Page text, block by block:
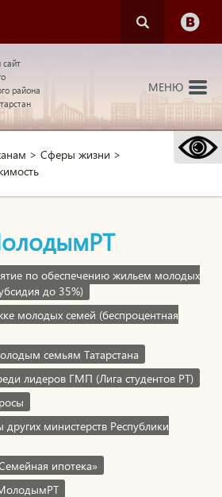
района
МЕНЮ
> Сферы жизни >
по обеспечению жильем молодых
до 35%)
молодых семей (беспроцентная
семьям Татарстана
лидеров ГМП (Лига студентов РТ)
министерств Республики
ипотека»